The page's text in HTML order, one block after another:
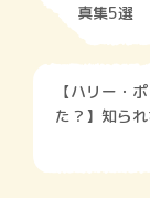
真集5選
【ハリー・
た？】知ら